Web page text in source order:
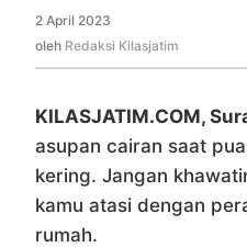
2 April 2023
Redaksi
oleh Redaksi Kilasjatim
KILASJATIM.COM,
asupan cairan saat
kering. Jangan
kamu atasi dengan
rumah.